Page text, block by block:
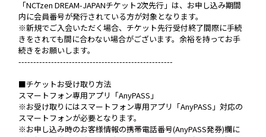
「NCTzen DREAM-JAPANチケット2次先行」は、お申し込み期間
内に会員番号が発行されている方が対象となります。
※新規でご入会いただく場合、チケット先行受付終了間際に手続
きをされても間に合わない場合がございます。余裕を持ってお手
続きをお願いします。
----------------------------------------------------
■チケットお受け取り方法
スマートフォン専用アプリ「AnyPASS」
※お受け取りにはスマートフォン専用アプリ「AnyPASS」対応の
スマートフォンが必要となります。
※お申し込み時のお客様情報の携帯電話番号(AnyPASS発券)欄に